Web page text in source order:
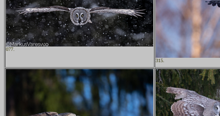
077.
315.